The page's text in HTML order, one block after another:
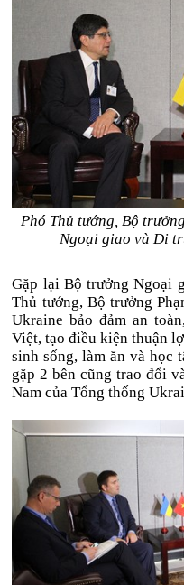
Phó Thủ tướng, Bộ
Ngoại giao và Di
Gặp lại Bộ trưởng Ngoại
Thủ tướng, Bộ trưởng
Ukraine bảo đảm an
Việt, tạo điều kiện thuận
sinh sống, làm ăn và học
gặp 2 bên cũng trao đổi
Nam của Tổng thống